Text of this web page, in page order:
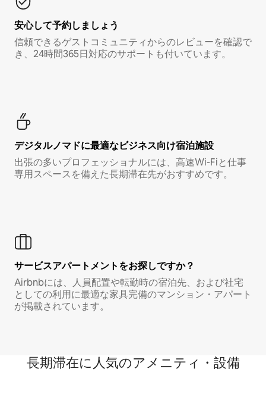
安心して予約しましょう
信頼できるゲストコミュニティからのレビューを確認で
き、24時間365日対応のサポートも付いています。
デジタルノマド⁠に最⁠適⁠なビ⁠ジ⁠ネ⁠ス⁠向⁠け宿⁠泊⁠施⁠設
出張の多いプロフェッショナルには、高速Wi-Fiと仕事
専用スペースを備えた長期滞在先がおすすめです。
サービスアパートメントをお探しですか？
Airbnbには、人員配置や転勤時の宿泊先、および社宅
としての利用に最適な家具完備のマンション・アパート
が掲載されています。
長期滞在に人気のアメニティ・設備